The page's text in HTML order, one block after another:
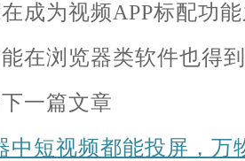
成为视频APP标配功
在浏览器类软件也得
一篇文章
中短视频都能投屏，万